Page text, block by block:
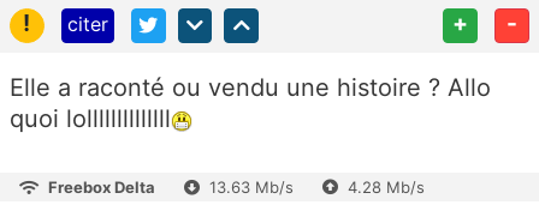
!
citer + -
Elle a raconté ou vendu une histoire ? Allo
quoi lollllllllllllll
Freebox Delta 13.63 Mb/s 4.28 Mb/s